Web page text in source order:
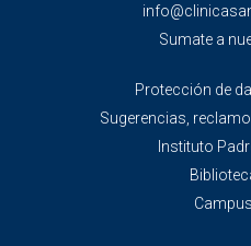
Sumate a
Protección de
Sugerencias,
Instituto